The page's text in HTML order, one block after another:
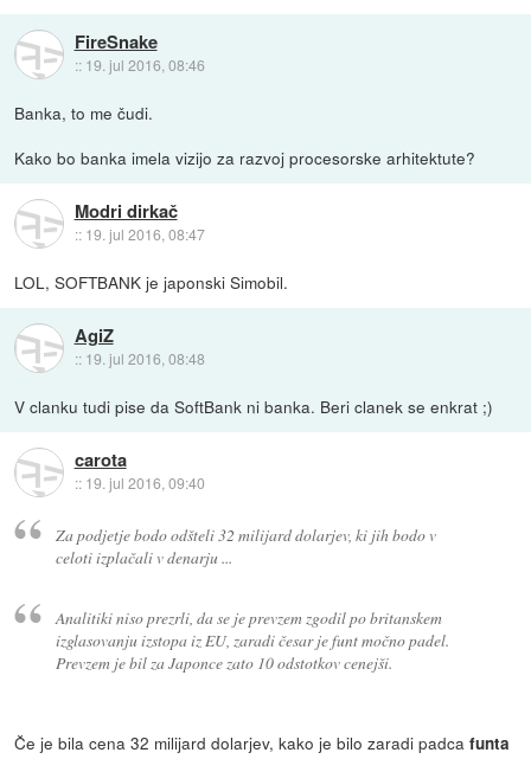
FireSnake
:: 19. jul 2016, 08:46
Banka, to me čudi.
Kako bo banka imela vizijo za razvoj procesorske arhitektute?
Modri dirkač
:: 19. jul 2016, 08:47
LOL, SOFTBANK je japonski Simobil.
AgiZ
:: 19. jul 2016, 08:48
V clanku tudi pise da SoftBank ni banka. Beri clanek se enkrat ;)
carota
:: 19. jul 2016, 09:40
Za podjetje bodo odšteli 32 milijard dolarjev, ki jih bodo v
celoti izplačali v denarju ...
Analitiki niso prezrli, da se je prevzem zgodil po britanskem
izglasovanju izstopa iz EU, zaradi česar je funt močno padel.
Prevzem je bil za Japonce zato 10 odstotkov cenejši.
Če je bila cena 32 milijard dolarjev, kako je bilo zaradi padcafunta